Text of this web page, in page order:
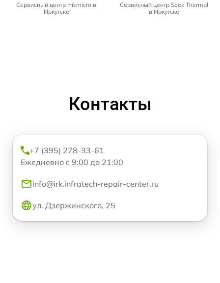
Сервисный центр Hikmicro в
Иркутске
Сервисный центр Seek Thermal
в Иркутске
Контакты
+7 (395) 278-33-61
Ежедневно с 9:00 до 21:00
info@irk.infratech-repair-center.ru
ул. Дзержинского, 25